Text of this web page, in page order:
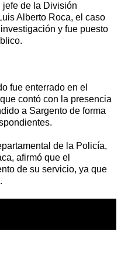
jefe de la División
Alberto Roca, el caso
y fue puesto
fue enterrado en el
contó con la presencia
a Sargento de forma
de la Policía,
afirmó que el
de su servicio, ya que